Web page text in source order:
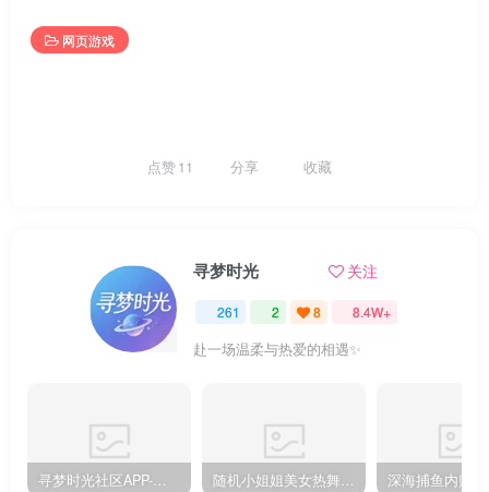
网页游戏
点赞11 分享 收藏
寻梦时光 关注
261 2 8 8.4W+
赴一场温柔与热爱的相遇✨
寻梦时光社区APP-版本已更新到1.1.16 随机小姐姐美女热舞源码 v6.0版本 深海捕鱼内购